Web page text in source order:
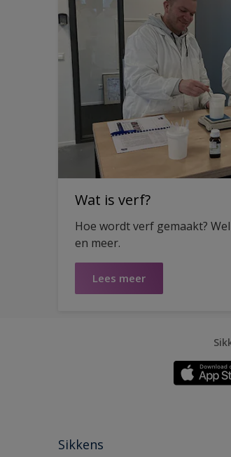
Wat is verf?
Hoe wordt verf gemaakt?
en meer.
Lees meer
Sikkens